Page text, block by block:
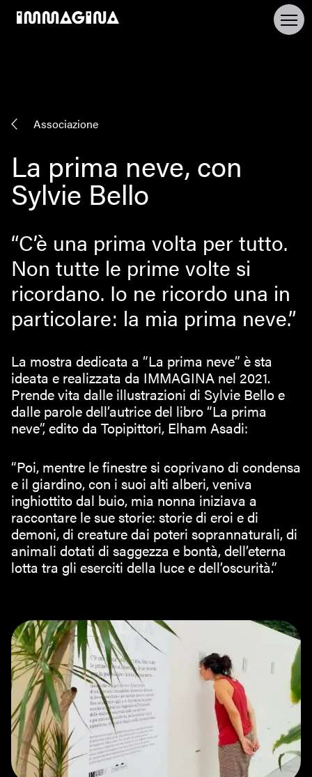
Associazione
La prima neve, con
Sylvie Bello
“C’è una prima volta per tutto.
Non tutte le prime volte si
ricordano. Io ne ricordo una in
particolare: la mia prima neve.”
La mostra dedicata a “La prima neve” è sta
ideata e realizzata da IMMAGINA nel 2021.
Prende vita dalle illustrazioni di Sylvie Bello e
dalle parole dell’autrice del libro “La prima
neve”, edito da Topipittori, Elham Asadi:
“Poi, mentre le finestre si coprivano di condensa
e il giardino, con i suoi alti alberi, veniva
inghiottito dal buio, mia nonna iniziava a
raccontare le sue storie: storie di eroi e di
demoni, di creature dai poteri soprannaturali, di
animali dotati di saggezza e bontà, dell’eterna
lotta tra gli eserciti della luce e dell’oscurità.”